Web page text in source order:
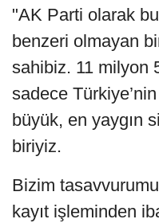
"AK Parti olarak
benzeri olmayan
sahibiz. 11 milyon
sadece
büyük, en yaygın
biriyiz.
Bizim
kayıt işleminden